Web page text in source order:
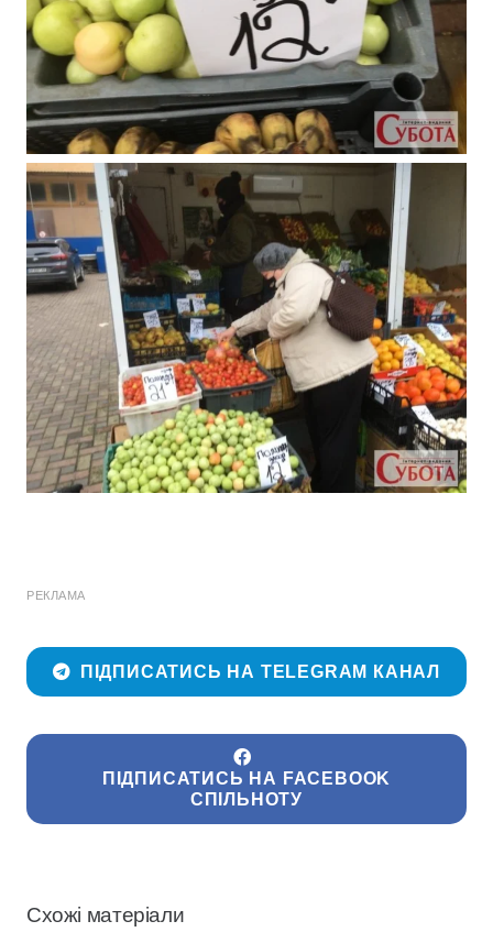
РЕКЛАМА
ПІДПИСАТИСЬ НА TELEGRAM КАНАЛ
ПІДПИСАТИСЬ НА FACEBOOK
СПІЛЬНОТУ
Схожі матеріали